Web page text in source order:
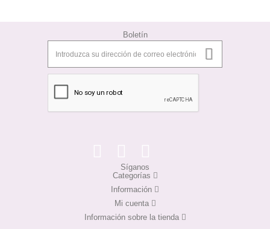
Boletín
Síganos
Categorías
Información
Mi cuenta
Información sobre la tienda